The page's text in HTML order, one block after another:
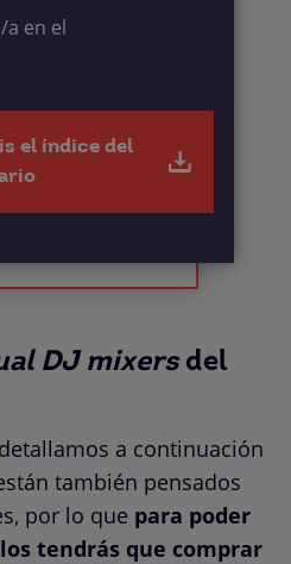
a en el
el índice del
DJ mixersdel
a continuación
también pensados
por lo que para poder
tendrás que comprar